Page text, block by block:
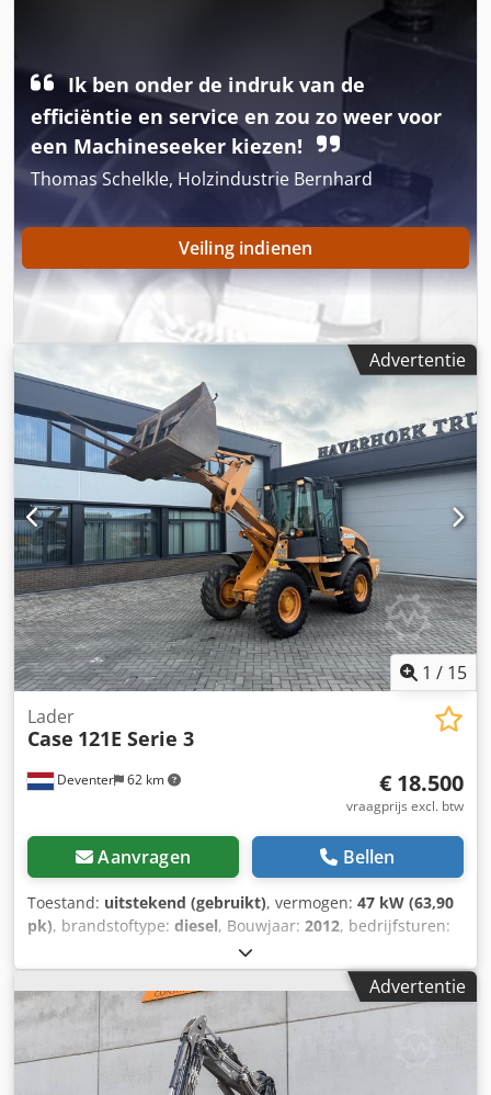
DCH210R5NCEAH2500 Technische informatie Aantal
cilinders: 4 Dksdpfxey En Ndj Ahaor Leeggewicht: 22.600 kg
Technische staat: zeer goed Optische staat: zeer goed
Financiële informatie Prijs: op aanvraag Garantie Garantie:
Van eerste eigenaar, volledig dealeronderhouden, direct
inzetbaar! - 80% rupsloopwerk - Inclusief 3 bakken: 1300
mm, 450 mm en 2000 mm slotenbak - Optioneel met
Ik ben onder de indruk van de
efficiëntie en service en zou zo weer voor
een Machineseeker kiezen!
Thomas Schelkle, Holzindustrie Bernhard
Veiling indienen
Advertentie
1 / 15
Deventer 62 km
Lader
Case 121E Serie 3
€ 18.500
vraagprijs excl. btw
Aanvragen Bellen
Toestand: uitstekend (gebruikt), vermogen: 47 kW (63,90
pk), brandstoftype: diesel, Bouwjaar: 2012, bedrijfsturen:
, = Overige opties en accessoires = - Bediening met
2 pedalen - Afgesloten cabine = Opmerkingen = Dodezrd
Uaepfx Ahaokr CASE 121E Serie 3 – bouwjaar 2012 – 1.060
bedrijfsuren CASE 121E Serie 3 wiellader, bouwjaar 2012.
De machine verkeert in goede staat en heeft slechts 1.060
bedrijfsuren. De machine verkeert zowel technisch als
optisch in goede staat. Hij is geschikt voor diverse
Advertentie